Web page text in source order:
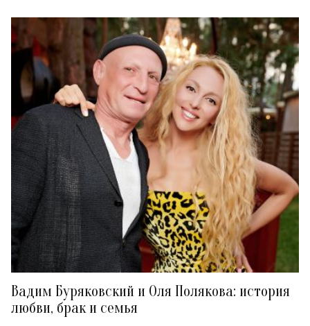
Вадим Буряковский и Оля Полякова: история
любви, брак и семья